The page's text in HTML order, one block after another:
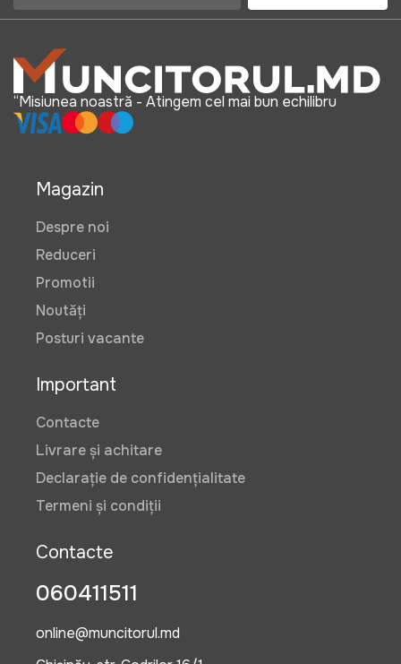
“Misiunea noastră - Atingem cel mai bun echilibru
Magazin
Despre noi
Reduceri
Promotii
Noutăți
Posturi vacante
Important
Contacte
Livrare și achitare
Declarație de confidențialitate
Termeni și condiții
Contacte
060411511
online@muncitorul.md